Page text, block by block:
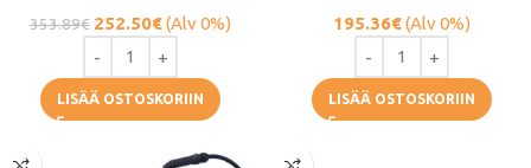
353.89€ 252.50€(Alv 0%)
LISÄÄ OSTOSKORIIN
195.36€(Alv 0%)
LISÄÄ OSTOSKORIIN